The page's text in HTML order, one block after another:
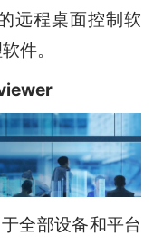
远程桌面控制软
件。
全部设备和平台